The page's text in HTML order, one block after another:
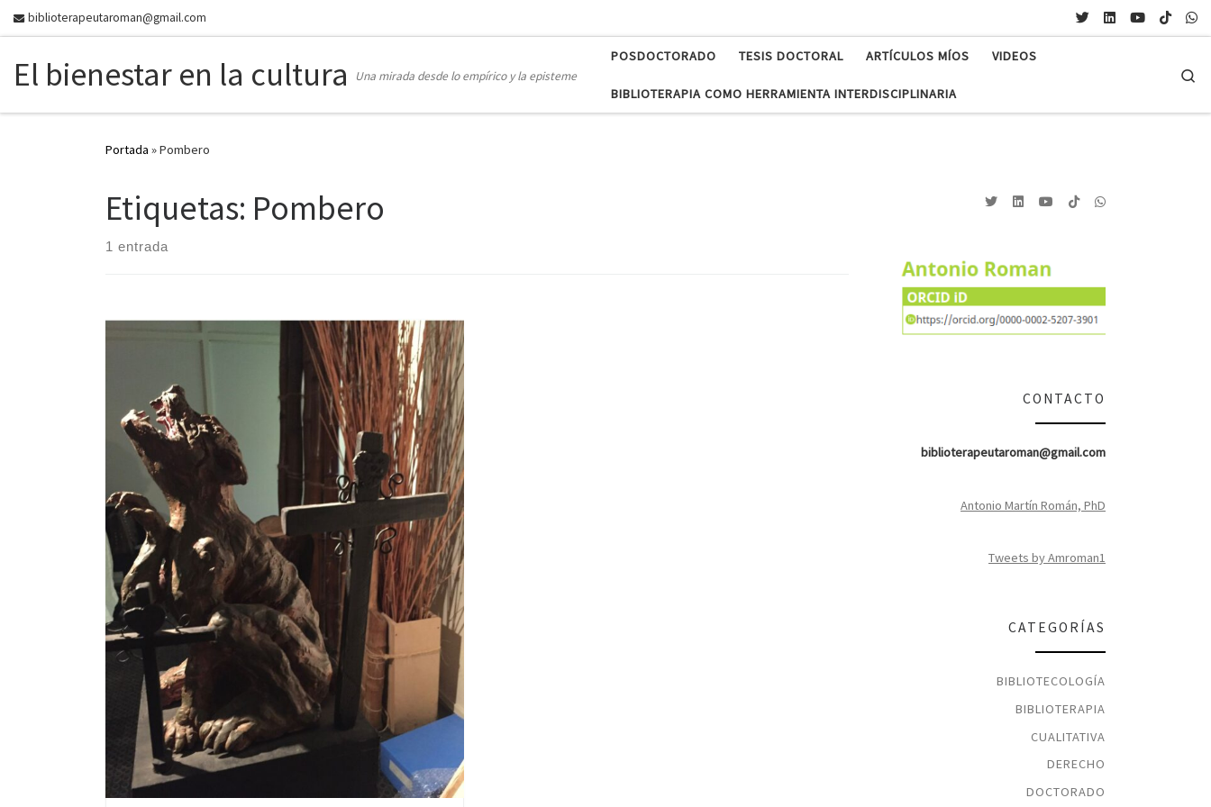
Skip to content
biblioterapeutaroman@gmail.com
El bienestar en la cultura Una mirada desde lo empírico y la episteme
POSDOCTORADO TESIS DOCTORAL ARTÍCULOS MÍOS VIDEOS
BIBLIOTERAPIA COMO HERRAMIENTA INTERDISCIPLINARIA
Portada »Pombero
Etiquetas: Pombero
1 entrada
CONTACTO
biblioterapeutaroman@gmail.com
Antonio Martín Román, PhD
Tweets by Amroman1
CATEGORÍAS
BIBLIOTECOLOGÍA
BIBLIOTERAPIA
CUALITATIVA
DERECHO
DOCTORADO